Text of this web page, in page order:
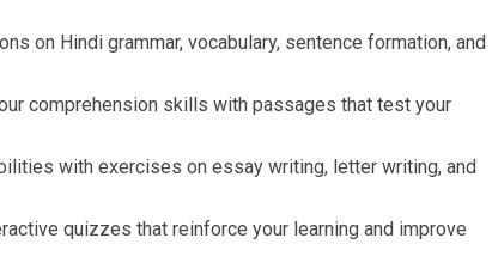
on Hindi grammar, vocabulary, sentence formation, and
comprehension skills with passages that test your
with exercises on essay writing, letter writing, and
quizzes that reinforce your learning and improve